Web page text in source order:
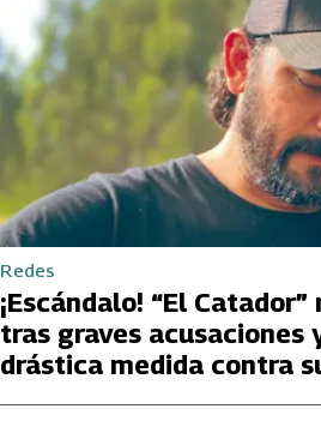
Redes
¡Escándalo! “El
tras graves acusaciones
drástica medida contra